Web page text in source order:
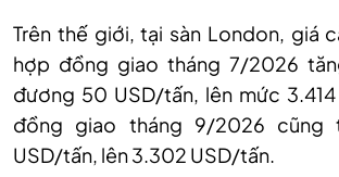
Trên thế giới, tại sàn London, giá
hợp đồng giao tháng 7/2026
đương 50 USD/tấn, lên mức
đồng giao tháng 9/2026 cũng
USD/tấn, lên 3.302 USD/tấn.